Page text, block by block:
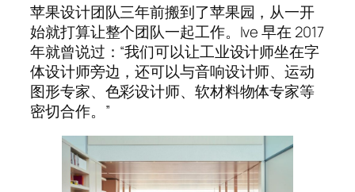
苹果设计团队三年前搬到了苹果园，从一开
始就打算让整个团队一起工作。Ive 早在 2017
年就曾说过：“我们可以让工业设计师坐在字
体设计师旁边，还可以与音响设计师、运动
图形专家、色彩设计师、软材料物体专家等
密切合作。”